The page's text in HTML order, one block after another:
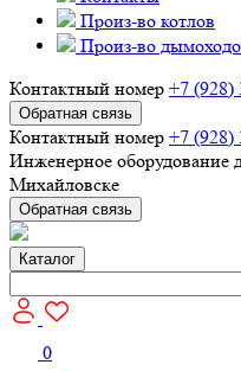
Произ-во котлов
Произ-во
Контактный номер +7 (928)
Обратная связь
Контактный номер +7 (928)
Инженерное оборудование
Михайловске
Обратная связь
Каталог
0